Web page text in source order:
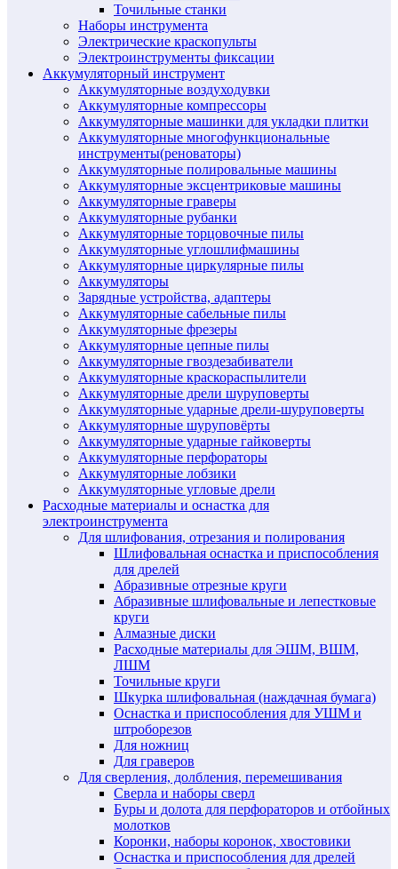
Точильные станки
Наборы инструмента
Электрические краскопульты
Электроинструменты фиксации
Аккумуляторный инструмент
Аккумуляторные воздуходувки
Аккумуляторные компрессоры
Аккумуляторные машинки для укладки плитки
Аккумуляторные многофункциональные
инструменты(реноваторы)
Аккумуляторные полировальные машины
Аккумуляторные эксцентриковые машины
Аккумуляторные граверы
Аккумуляторные рубанки
Аккумуляторные торцовочные пилы
Аккумуляторные углошлифмашины
Аккумуляторные циркулярные пилы
Аккумуляторы
Зарядные устройства, адаптеры
Аккумуляторные сабельные пилы
Аккумуляторные фрезеры
Аккумуляторные цепные пилы
Аккумуляторные гвоздезабиватели
Аккумуляторные краскораспылители
Аккумуляторные дрели шуруповерты
Аккумуляторные ударные дрели-шуруповерты
Аккумуляторные шуруповёрты
Аккумуляторные ударные гайковерты
Аккумуляторные перфораторы
Аккумуляторные лобзики
Аккумуляторные угловые дрели
Расходные материалы и оснастка для
электроинструмента
Для шлифования, отрезания и полирования
Шлифовальная оснастка и приспособления
для дрелей
Абразивные отрезные круги
Абразивные шлифовальные и лепестковые
круги
Алмазные диски
Расходные материалы для ЭШМ, ВШМ,
ЛШМ
Точильные круги
Шкурка шлифовальная (наждачная бумага)
Оснастка и приспособления для УШМ и
штроборезов
Для ножниц
Для граверов
Для сверления, долбления, перемешивания
Сверла и наборы сверл
Буры и долота для перфораторов и отбойных
молотков
Коронки, наборы коронок, хвостовики
Оснастка и приспособления для дрелей